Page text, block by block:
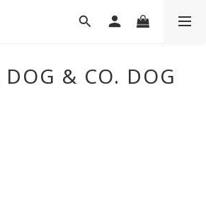
& CO. DOG